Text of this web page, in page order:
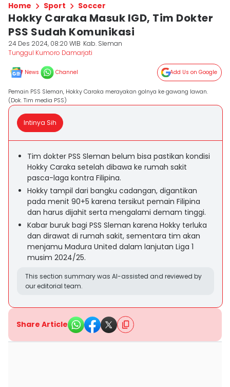
Home Sport Soccer
Hokky Caraka Masuk IGD, Tim Dokter
PSS Sudah Komunikasi
24 Des 2024, 08:20 WIB Kab. Sleman
Tunggul Kumoro Damarjati
News Channel Add Us on Google
Pemain PSS Sleman, Hokky Caraka merayakan golnya ke gawang lawan.
(Dok. Tim media PSS)
Intinya Sih
Tim dokter PSS Sleman belum bisa pastikan kondisi
Hokky Caraka setelah dibawa ke rumah sakit
pasca-laga kontra Filipina.
Hokky tampil dari bangku cadangan, digantikan
pada menit 90+5 karena tersikut pemain Filipina
dan harus dijahit serta mengalami demam tinggi.
Kabar buruk bagi PSS Sleman karena Hokky terluka
dan dirawat di rumah sakit, sementara tim akan
menjamu Madura United dalam lanjutan Liga 1
musim 2024/25.
This section summary was AI-assisted and reviewed by
our editorial team.
Share Article